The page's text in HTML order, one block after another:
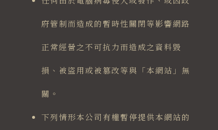
府管制而造成的暫時性關閉等影響網路
正常經營之不可抗力而造成之資料毀
損、被盜用或被篡改等與「本網站」無
關。
下列情形本公司有權暫停提供本網站的